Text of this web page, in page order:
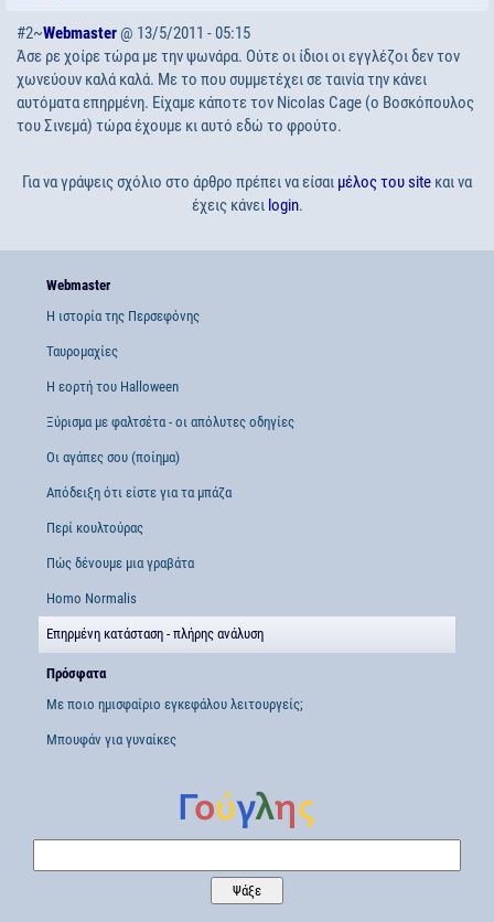
#2~Webmaster @ 13/5/2011 - 05:15
Άσε ρε χοίρε τώρα με την ψωνάρα. Ούτε οι ίδιοι οι εγγλέζοι δεν τον
χωνεύουν καλά καλά. Με το που συμμετέχει σε ταινία την κάνει
αυτόματα επηρμένη. Είχαμε κάποτε τον Nicolas Cage (ο Βοσκόπουλος
του Σινεμά) τώρα έχουμε κι αυτό εδώ το φρούτο.
Για να γράψεις σχόλιο στο άρθρο πρέπει να είσαι μέλος του site και να
έχεις κάνει login.
Webmaster
Η ιστορία της Περσεφόνης
Ταυρομαχίες
Η εορτή του Halloween
Ξύρισμα με φαλτσέτα - οι απόλυτες οδηγίες
Οι αγάπες σου (ποίημα)
Απόδειξη ότι είστε για τα μπάζα
Περί κουλτούρας
Πώς δένουμε μια γραβάτα
Homo Normalis
Επηρμένη κατάσταση - πλήρης ανάλυση
Πρόσφατα
Με ποιο ημισφαίριο εγκεφάλου λειτουργείς;
Μπουφάν για γυναίκες